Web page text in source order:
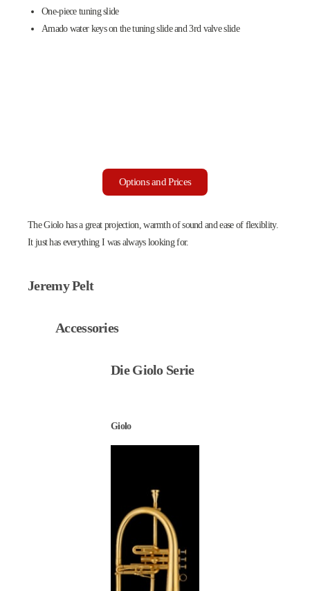
One-piece tuning slide
Amado water keys on the tuning slide and 3rd valve slide
Options and Prices
The Giolo has a great projection, warmth of sound and ease of flexiblity.
It just has everything I was always looking for.
Jeremy Pelt
Accessories
Die Giolo Serie
Giolo